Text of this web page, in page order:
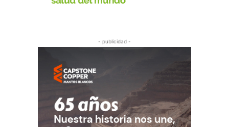
- publicidad -